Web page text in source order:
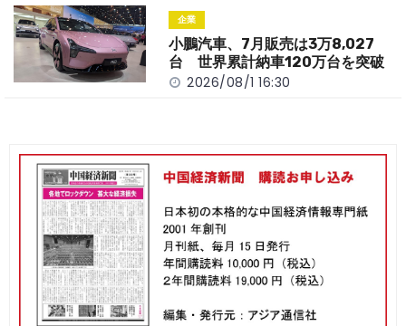
企業
小鵬汽車、7月販売は3万8,027
台 世界累計納車120万台を突破
2026/08/1 16:30